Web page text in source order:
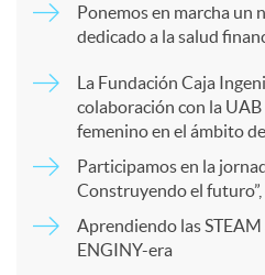
Ponemos en marcha un
dedicado a la salud
La Fundación Caja
colaboración con la
femenino en el ámbito
Participamos en la
Construyendo el
Aprendiendo las
ENGINY-era